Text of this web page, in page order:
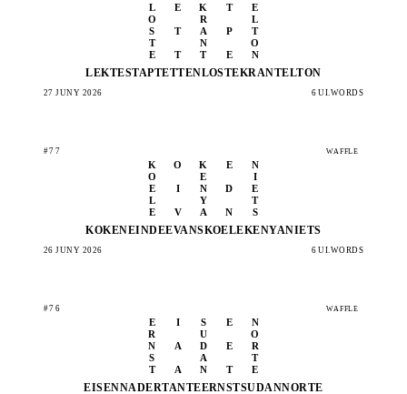
L E K T
E
O
R
L
S
T A P
T
T
N
O
E
T T E N
LEKTESTAPTETTENLOSTEKRANTELTON
27 JUNY 2026 6 UI.WORDS
#77 WAFFLE
K O K E
N
O
E
I
E
I N D
E
L
Y
T
E
V A N S
KOKENEINDEEVANSKOELEKENYANIETS
26 JUNY 2026 6 UI.WORDS
#76 WAFFLE
E I S E
N
R
U
O
N
A D E
R
S
A
T
T
A N T E
EISENNADERTANTEERNSTSUDANNORTE